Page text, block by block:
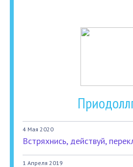
4 Мая 2020
Встряхнись, действуй,
1 Апреля 2019